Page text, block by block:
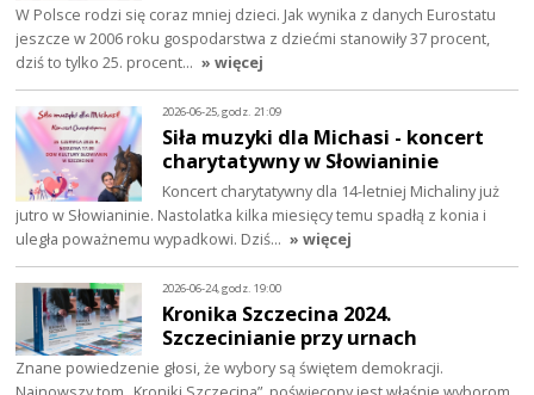
W Polsce rodzi się coraz mniej dzieci. Jak wynika z danych Eurostatu
jeszcze w 2006 roku gospodarstwa z dziećmi stanowiły 37 procent,
dziś to tylko 25. procent… » więcej
2026-06-25, godz. 21:09
Siła muzyki dla Michasi - koncert
charytatywny w Słowianinie
Koncert charytatywny dla 14-letniej Michaliny już
jutro w Słowianinie. Nastolatka kilka miesięcy temu spadłą z konia i
uległa poważnemu wypadkowi. Dziś… » więcej
2026-06-24, godz. 19:00
Kronika Szczecina 2024.
Szczecinianie przy urnach
Znane powiedzenie głosi, że wybory są świętem demokracji.